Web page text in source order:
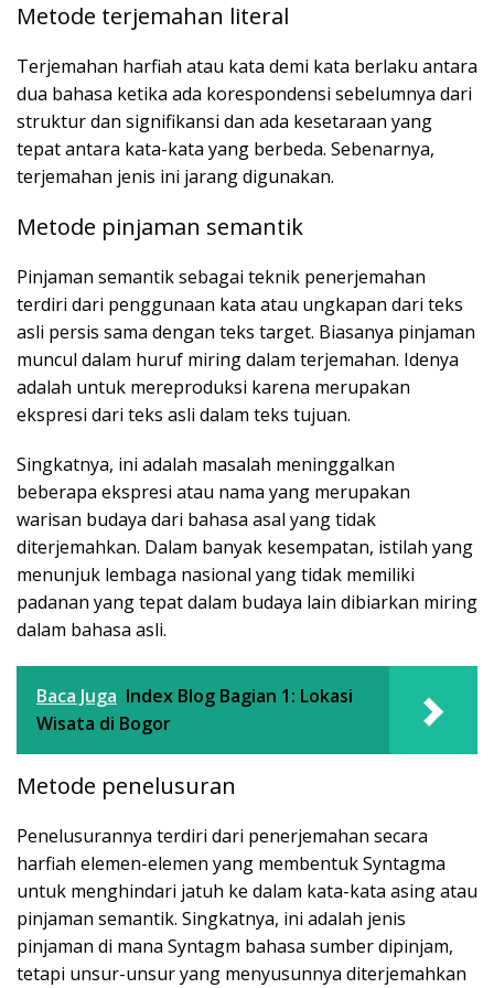
Metode terjemahan literal
Terjemahan harfiah atau kata demi kata berlaku antara
dua bahasa ketika ada korespondensi sebelumnya dari
struktur dan signifikansi dan ada kesetaraan yang
tepat antara kata-kata yang berbeda. Sebenarnya,
terjemahan jenis ini jarang digunakan.
Metode pinjaman semantik
Pinjaman semantik sebagai teknik penerjemahan
terdiri dari penggunaan kata atau ungkapan dari teks
asli persis sama dengan teks target. Biasanya pinjaman
muncul dalam huruf miring dalam terjemahan. Idenya
adalah untuk mereproduksi karena merupakan
ekspresi dari teks asli dalam teks tujuan.
Singkatnya, ini adalah masalah meninggalkan
beberapa ekspresi atau nama yang merupakan
warisan budaya dari bahasa asal yang tidak
diterjemahkan. Dalam banyak kesempatan, istilah yang
menunjuk lembaga nasional yang tidak memiliki
padanan yang tepat dalam budaya lain dibiarkan miring
dalam bahasa asli.
Baca Juga Index Blog Bagian 1: Lokasi
Wisata di Bogor
Metode penelusuran
Penelusurannya terdiri dari penerjemahan secara
harfiah elemen-elemen yang membentuk Syntagma
untuk menghindari jatuh ke dalam kata-kata asing atau
pinjaman semantik. Singkatnya, ini adalah jenis
pinjaman di mana Syntagm bahasa sumber dipinjam,
tetapi unsur-unsur yang menyusunnya diterjemahkan